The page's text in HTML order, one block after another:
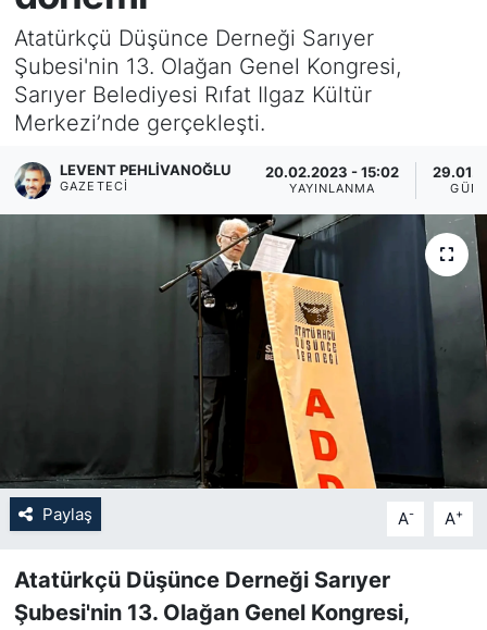
Atatürkçü Düşünce Derneği Sarıyer
Şubesi'nin 13. Olağan Genel Kongresi,
Sarıyer Belediyesi Rıfat Ilgaz Kültür
Merkezi’nde gerçekleşti.
LEVENT PEHLIVANOĞLU
GAZETECI
20.02.2023 - 15:02
YAYINLANMA
Paylaş A- A+
Atatürkçü Düşünce Derneği Sarıyer
Şubesi'nin 13. Olağan Genel Kongresi,
KÖŞE YAZILARI
KÖŞE YAZILARI (Arşiv)
SARIYER HABERLERİ
SARIYER İMAR BARIŞI
SEKTÖR
SON DAKİKA HABERİ